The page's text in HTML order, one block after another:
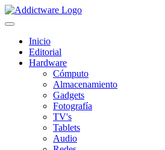
Inicio
Editorial
Hardware
Cómputo
Almacenamiento
Gadgets
Fotografía
TV's
Tablets
Audio